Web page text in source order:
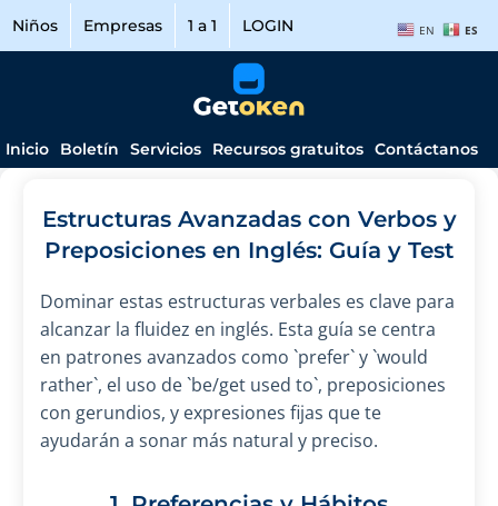
Niños Empresas 1 a 1 LOGIN
Inicio Boletín Servicios Recursos gratuitos Contáctanos
Estructuras Avanzadas con Verbos y
Preposiciones en Inglés: Guía y Test
Dominar estas estructuras verbales es clave para
alcanzar la fluidez en inglés. Esta guía se centra
en patrones avanzados como `prefer` y `would
rather`, el uso de `be/get used to`, preposiciones
con gerundios, y expresiones fijas que te
ayudarán a sonar más natural y preciso.
EN ES